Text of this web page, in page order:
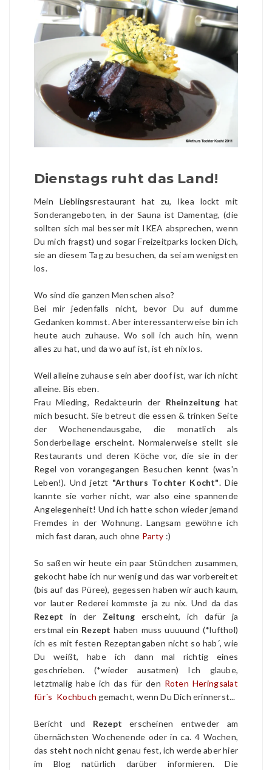
Dienstags ruht das Land!
Mein Lieblingsrestaurant hat zu, Ikea lockt mit
Sonderangeboten, in der Sauna ist Damentag, (die
sollten sich mal besser mit IKEA absprechen, wenn
Du mich fragst) und sogar Freizeitparks locken Dich,
sie an diesem Tag zu besuchen, da sei am wenigsten
los.
Wo sind die ganzen Menschen also?
Bei mir jedenfalls nicht, bevor Du auf dumme
Gedanken kommst. Aber interessanterweise bin ich
heute auch zuhause. Wo soll ich auch hin, wenn
alles zu hat, und da wo auf ist, ist eh nix los.
Weil alleine zuhause sein aber doof ist, war ich nicht
alleine. Bis eben.
Frau Mieding, Redakteurin der Rheinzeitung hat
mich besucht. Sie betreut die essen & trinken Seite
der Wochenendausgabe, die monatlich als
Sonderbeilage erscheint. Normalerweise stellt sie
Restaurants und deren Köche vor, die sie in der
Regel von vorangegangen Besuchen kennt (was'n
Leben!). Und jetzt "Arthurs Tochter Kocht". Die
kannte sie vorher nicht, war also eine spannende
Angelegenheit! Und ich hatte schon wieder jemand
Fremdes in der Wohnung. Langsam gewöhne ich
mich fast daran, auch ohne Party :)
So saßen wir heute ein paar Stündchen zusammen,
gekocht habe ich nur wenig und das war vorbereitet
(bis auf das Püree), gegessen haben wir auch kaum,
vor lauter Rederei kommste ja zu nix. Und da das
Rezept in der Zeitung erscheint, ich dafür ja
erstmal ein Rezept haben muss uuuuund (*lufthol)
ich es mit festen Rezeptangaben nicht so hab´, wie
Du weißt, habe ich dann mal richtig eines
geschrieben. (*wieder ausatmen) Ich glaube,
letztmalig habe ich das für den Roten Heringsalat
für´s Kochbuch gemacht, wenn Du Dich erinnerst...
Bericht und Rezept erscheinen entweder am
übernächsten Wochenende oder in ca. 4 Wochen,
das steht noch nicht genau fest, ich werde aber hier
im Blog natürlich darüber informieren. Die